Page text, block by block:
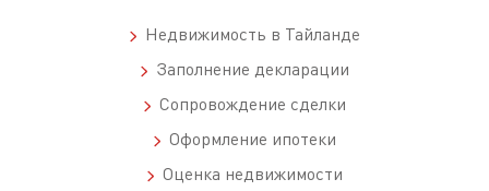
Недвижимость в Тайланде
Заполнение декларации
Сопровождение сделки
Оформление ипотеки
Оценка недвижимости